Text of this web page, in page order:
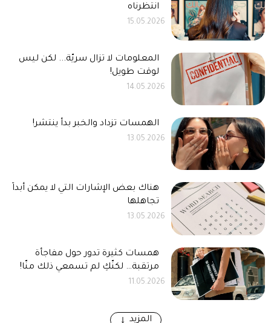
انتظرناه
15.05.2026
المعلومات لا تزال سريّة... لكن ليس
لوقت طويل!
14.05.2026
الهمسات تزداد والخبر بدأ ينتشر!
13.05.2026
هناك بعض الإشارات التي لا يمكن أبداً
تجاهلها
13.05.2026
همسات كثيرة تدور حول مفاجأة
مرتقبة… لكنّكِ لم تسمعي ذلك منّا!
11.05.2026
المزيد